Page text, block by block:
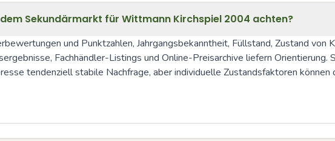
Sekundärmarkt für Wittmann Kirchspiel 2004 achten?
und Punktzahlen, Jahrgangsbekanntheit, Füllstand, Zustand von
Fachhändler-Listings und Online-Preisarchive liefern Orientierung.
tendenziell stabile Nachfrage, aber individuelle Zustandsfaktoren